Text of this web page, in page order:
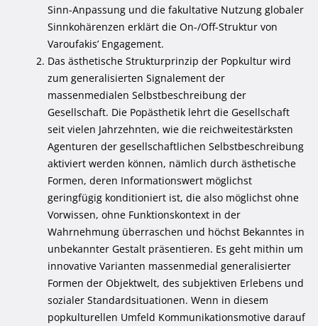
Sinn-Anpassung und die fakultative Nutzung globaler
Sinnkohärenzen erklärt die On-/Off-Struktur von
Varoufakisʼ Engagement.
Das ästhetische Strukturprinzip der Popkultur wird
zum generalisierten Signalement der
massenmedialen Selbstbeschreibung der
Gesellschaft. Die Popästhetik lehrt die Gesellschaft
seit vielen Jahrzehnten, wie die reichweitestärksten
Agenturen der gesellschaftlichen Selbstbeschreibung
aktiviert werden können, nämlich durch ästhetische
Formen, deren Informationswert möglichst
geringfügig konditioniert ist, die also möglichst ohne
Vorwissen, ohne Funktionskontext in der
Wahrnehmung überraschen und höchst Bekanntes in
unbekannter Gestalt präsentieren. Es geht mithin um
innovative Varianten massenmedial generalisierter
Formen der Objektwelt, des subjektiven Erlebens und
sozialer Standardsituationen. Wenn in diesem
popkulturellen Umfeld Kommunikationsmotive darauf